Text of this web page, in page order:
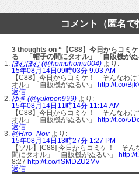
コメント（匿名で
3 thoughts on “【C88】今日からコミ
る 「帽子の間にタオル」「自販機がぬ
ほむほむ (@homuhomu004) より:
15年08月14日09時03分 9:03 AM
【C88】今日からコミケ！ そんなわ
オル」「自販機がぬるい」 http://t.co/
返信
ゆき (@yukipon999) より:
15年08月14日11時14分 11:14 AM
【C88】今日からコミケ！ そんなわ
オル」「自販機がぬるい」 http://t.co/
返信
@Hiro_Noir より:
15年08月14日13時27分 1:27 PM
【ソル】[C88] 今日からコミケ！ そ
間にタオル」「自販機がぬるい」 http://
8:27 http://t.co/flSMDZU2Mv
返信